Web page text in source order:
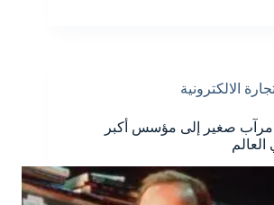
الالكترونية
صغير إلى مؤسس أكبر